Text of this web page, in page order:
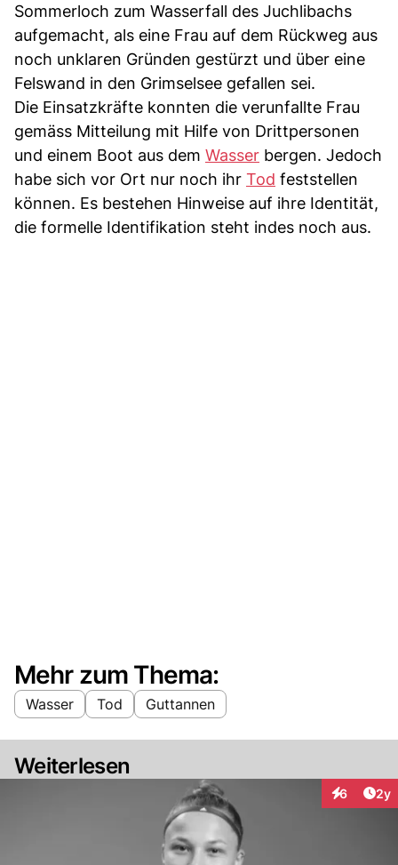
Sommerloch zum Wasserfall des Juchlibachs
aufgemacht, als eine Frau auf dem Rückweg aus
noch unklaren Gründen gestürzt und über eine
Felswand in den Grimselsee gefallen sei.
Die Einsatzkräfte konnten die verunfallte Frau
gemäss Mitteilung mit Hilfe von Drittpersonen
und einem Boot aus dem Wasser bergen. Jedoch
habe sich vor Ort nur noch ihr Tod feststellen
können. Es bestehen Hinweise auf ihre Identität,
die formelle Identifikation steht indes noch aus.
Mehr zum Thema:
Wasser Tod Guttannen
Weiterlesen
6 2y